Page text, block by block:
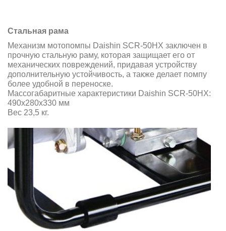
Стальная рама
Механизм мотопомпы Daishin SCR-50HX заключен в
прочную стальную раму, которая защищает его от
механических повреждений, придавая устройству
дополнительную устойчивость, а также делает помпу
более удобной в переноске.
Массогабаритные характеристики Daishin SCR-50HX:
490x280x330 мм
Вес 23,5 кг.